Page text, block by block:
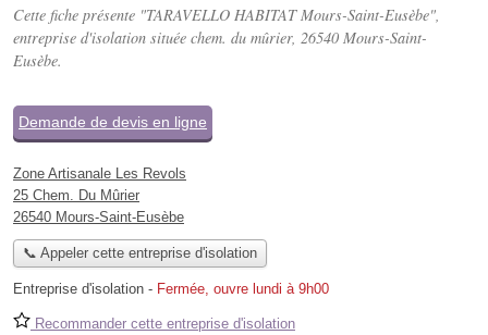
Cette fiche présente "TARAVELLO HABITAT Mours-Saint-Eusèbe",
entreprise d'isolation située chem. du mûrier, 26540 Mours-Saint-
Eusèbe.
Demande de devis en ligne
Zone Artisanale Les Revols
25 Chem. Du Mûrier
26540 Mours-Saint-Eusèbe
📞 Appeler cette entreprise d'isolation
Entreprise d'isolation - Fermée, ouvre lundi à 9h00
Recommander cette entreprise d'isolation